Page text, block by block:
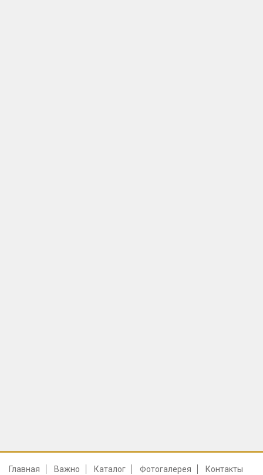
Главная Важно Каталог Фотогалерея Контакты